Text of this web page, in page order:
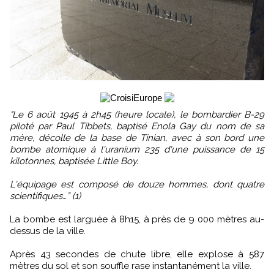
"Le 6 août 1945 à 2h45 (heure locale), le bombardier B-29
piloté par Paul Tibbets, baptisé Enola Gay du nom de sa
mère, décolle de la base de Tinian, avec à son bord une
bombe atomique à l'uranium 235 d'une puissance de 15
kilotonnes, baptisée Little Boy.
L'équipage est composé de douze hommes, dont quatre
scientifiques…” (1)
La bombe est larguée à 8h15, à près de 9 000 mètres au-
dessus de la ville.
Après 43 secondes de chute libre, elle explose à 587
mètres du sol et son souffle rase instantanément la ville.